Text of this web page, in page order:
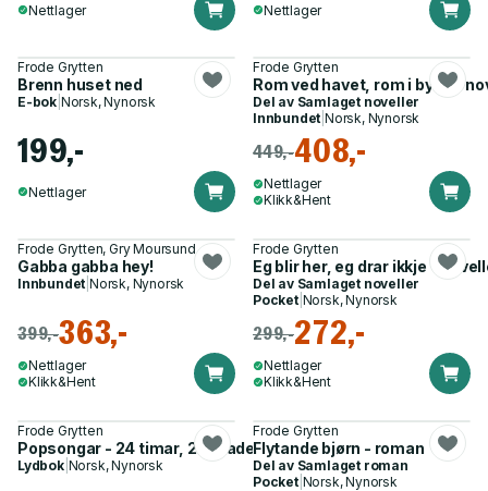
Nettlager Nettlager
Frode Grytten
Brenn huset ned
E-bok Norsk, Nynorsk
199,-
Nettlager
Frode Grytten
Rom ved havet, rom i byen -
Del av Samlaget noveller
Innbundet |Norsk, Nynorsk
449,-408,-
Nettlager
Klikk&Hent
Frode Grytten, Gry Moursund
Gabba gabba hey!
Innbundet |Norsk, Nynorsk
399,-363,-
Nettlager
Klikk&Hent
Frode Grytten
Eg blir her, eg drar ikkje -
Del av Samlaget noveller
Pocket| Norsk, Nynorsk
299,-272,-
Nettlager
Klikk&Hent
Frode Grytten
Popsongar - 24 timar, 24 stader, 24 songar, 24 historie
Lydbok| Norsk, Nynorsk
Frode Grytten
Flytande bjørn - roman
Del av Samlaget roman
Pocket| Norsk, Nynorsk